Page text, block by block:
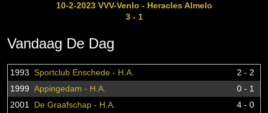
10-2-2023 VVV-Venlo - Heracles Almelo
3 - 1
Vandaag De Dag
1993 Sportclub Enschede - H.A.
2 - 2
1999 Appingedam - H.A.
0 - 1
2001 De Graafschap - H.A.
4 - 0